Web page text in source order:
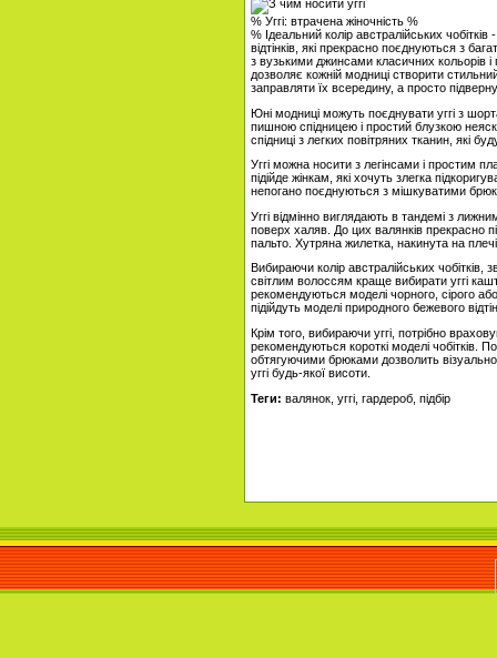
% Уггі: втрачена жіночність %
% Ідеальний колір австралійських
відтінків, які прекрасно поєднуються з
з вузькими джинсами класичних кольорів
дозволяє кожній модниці створити
заправляти їх всередину, а просто
Юні модниці можуть поєднувати уггі з
пишною спідницею і простий блузкою
спідниці з легких повітряних тканин, які
Уггі можна носити з легінсами і простим
підійде жінкам, які хочуть злегка
непогано поєднуються з мішкуватими
Уггі відмінно виглядають в тандемі з
поверх халяв. До цих валянків прекрасно
пальто. Хутряна жилетка, накинута на плечі
Вибираючи колір австралійських чобітків,
світлим волоссям краще вибирати уггі
рекомендуються моделі чорного, сірого
підійдуть моделі природного бежевого
Крім того, вибираючи уггі, потрібно
рекомендуються короткі моделі чобітків.
обтягуючими брюками дозволить
уггі будь-якої висоти.
Теги: валянок, уггі, гардероб, підбір